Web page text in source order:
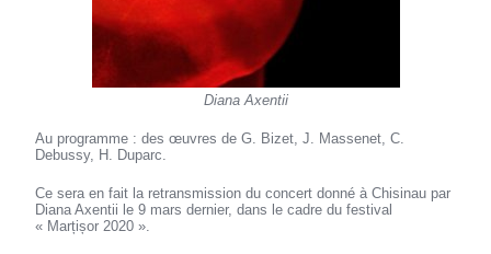
Diana Axentii
Au programme : des œuvres de G. Bizet, J. Massenet, C.
Debussy, H. Duparc.
Ce sera en fait la retransmission du concert donné à Chisinau par
Diana Axentii le 9 mars dernier, dans le cadre du festival
« Marțișor 2020 ».